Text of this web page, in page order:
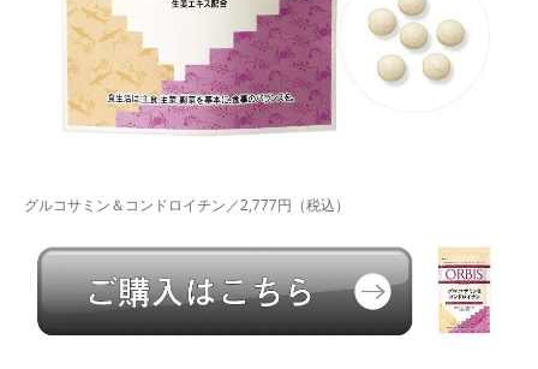
グルコサミン＆コンドロイチン／2,777円（税込）